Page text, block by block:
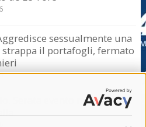
sessualmente una
il portafogli, fermato
Serata evento nel ricordo